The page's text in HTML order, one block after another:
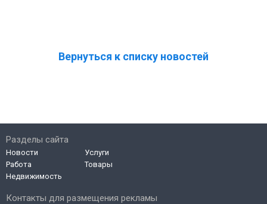
Вернуться к списку новостей
Контакты для размещения рекламы
Разделы сайта
Новости
Работа
Недвижимость
Услуги
Товары